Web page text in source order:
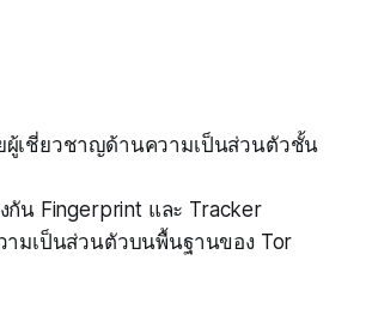
เชี่ยวชาญด้านความเป็นส่วนตัวชั้น
กัน Fingerprint และ Tracker
ามเป็นส่วนตัวบนพื้นฐานของ Tor